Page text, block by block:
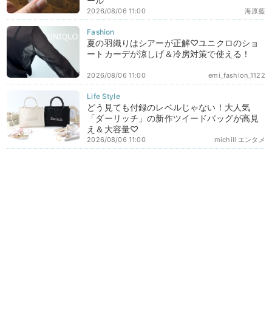
海原藍
2026/08/06 11:00
夏の羽織りはシアーが正解♡ユニクロのショ
ートカーデが涼しげ＆冷房対策で使える！
emi_fashion_1122
2026/08/06 11:00
どう見ても付録のレベルじゃない！大人気
「ダーリッチ」の新作ツイードバッグが高見
え＆大容量♡
michill エンタメ
2026/08/06 11:00